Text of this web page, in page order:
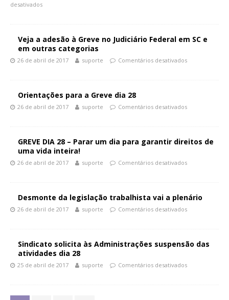
desativados
Veja a adesão à Greve no Judiciário Federal em SC e
em outras categorias
26 de abril de 2017 suporte Comentários desativados
Orientações para a Greve dia 28
26 de abril de 2017 suporte Comentários desativados
GREVE DIA 28 – Parar um dia para garantir direitos de
uma vida inteira!
26 de abril de 2017 suporte Comentários desativados
Desmonte da legislação trabalhista vai a plenário
26 de abril de 2017 suporte Comentários desativados
Sindicato solicita às Administrações suspensão das
atividades dia 28
25 de abril de 2017 suporte Comentários desativados